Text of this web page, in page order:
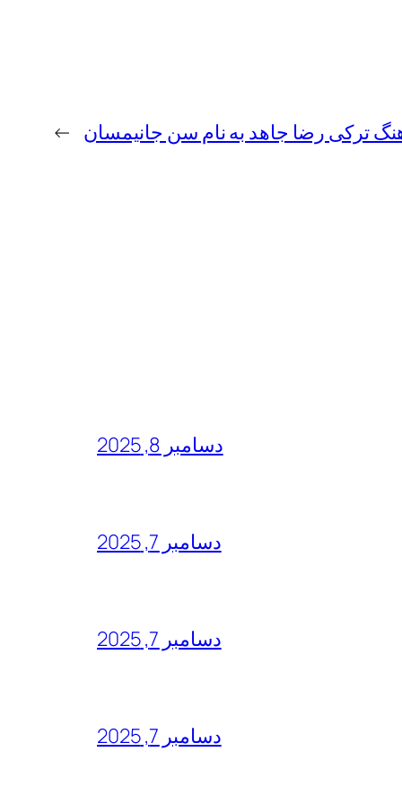
ترکی رضا جاهد به نام سن جانیمسان →
دسامبر 8, 2025
دسامبر 7, 2025
دسامبر 7, 2025
دسامبر 7, 2025